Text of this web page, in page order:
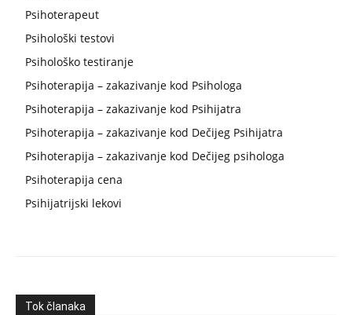
Psihoterapeut
Psihološki testovi
Psihološko testiranje
Psihoterapija – zakazivanje kod Psihologa
Psihoterapija – zakazivanje kod Psihijatra
Psihoterapija – zakazivanje kod Dečijeg Psihijatra
Psihoterapija – zakazivanje kod Dečijeg psihologa
Psihoterapija cena
Psihijatrijski lekovi
Tok članaka